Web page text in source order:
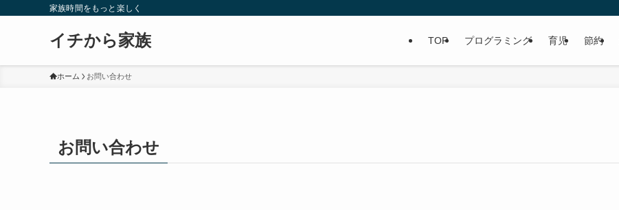
家族時間をもっと楽しく
イチから家族 TOP プログラミング 育児 節約
ホーム お問い合わせ
お問い合わせ